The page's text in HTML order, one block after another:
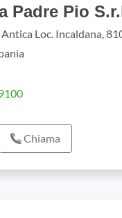
Padre Pio
Loc. Incaldana,
Chiama